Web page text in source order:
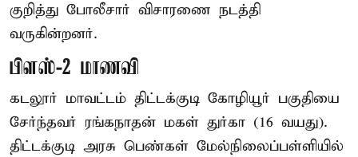
குறித்து போலீசார் விசாரணை நடத்தி
வருகின்றனர்.
பிளஸ்-2 மாணவி
கடலூர் மாவட்டம் திட்டக்குடி கோழியூர் பகுதியை
சேர்ந்தவர் ரங்கநாதன் மகள் துர்கா (16 வயது).
திட்டக்குடி அரசு பெண்கள் மேல்நிலைப்பள்ளியில்